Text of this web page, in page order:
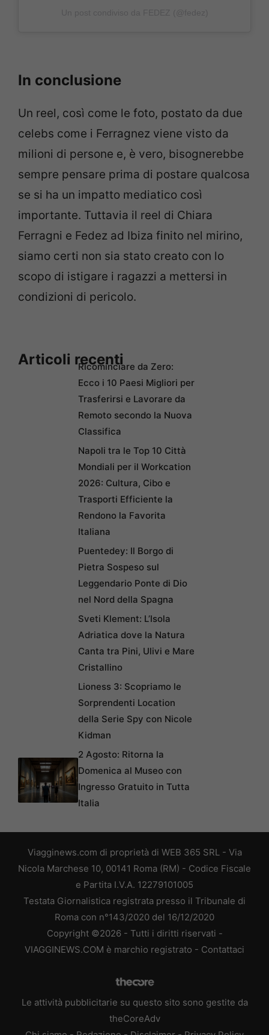
In conclusione
Un reel, così come le foto, postato da due
celebs come i Ferragnez viene visto da
milioni di persone e, è vero, bisognerebbe
sempre pensare prima di postare qualcosa
se si ha un impatto mediatico così
importante. Tuttavia il reel di Chiara
Ferragni e Fedez ad Ibiza finito nel mirino,
siamo certi non sia stato creato con lo
scopo di istigare i ragazzi a mettersi in
condizioni di pericolo.
Articoli recentiRicominciare da Zero:
Ecco i 10 Paesi Migliori per
Trasferirsi e Lavorare da
Remoto secondo la Nuova
Classifica
Napoli tra le Top 10 Città
Mondiali per il Workcation
2026: Cultura, Cibo e
Trasporti Efficiente la
Rendono la Favorita
Italiana
Puentedey: Il Borgo di
Pietra Sospeso sul
Leggendario Ponte di Dio
nel Nord della Spagna
Sveti Klement: L’Isola
Adriatica dove la Natura
Canta tra Pini, Ulivi e Mare
Cristallino
Lioness 3: Scopriamo le
Sorprendenti Location
della Serie Spy con Nicole
Kidman
2 Agosto: Ritorna la
Domenica al Museo con
Ingresso Gratuito in Tutta
Italia
Viagginews.com di proprietà di WEB 365 SRL - Via
Nicola Marchese 10, 00141 Roma (RM) - Codice Fiscale
e Partita I.V.A. 12279101005
Testata Giornalistica registrata presso il Tribunale di
Roma con n°143/2020 del 16/12/2020
Copyright ©2026 - Tutti i diritti riservati -
VIAGGINEWS.COM è marchio registrato - Contattaci
Le attività pubblicitarie su questo sito sono gestite da
theCoreAdv